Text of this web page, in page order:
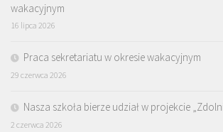
wakacyjnym
16 lipca 2026
Praca sekretariatu w okresie wakacyjnym
29 czerwca 2026
Nasza szkoła bierze udział w projekcie
2 czerwca 2026